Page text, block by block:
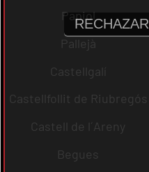
Papiol
Pallejà
Castellgalí
Castellfollit de Riubregós
Castell de l´Areny
Begues
RECHAZAR